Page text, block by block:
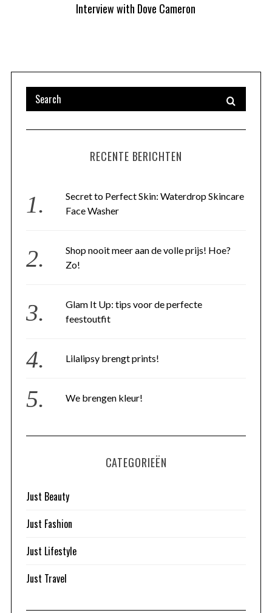
Interview with Dove Cameron
RECENTE BERICHTEN
Secret to Perfect Skin: Waterdrop Skincare
Face Washer
Shop nooit meer aan de volle prijs! Hoe?
Zo!
Glam It Up: tips voor de perfecte
feestoutfit
Lilalipsy brengt prints!
We brengen kleur!
CATEGORIEËN
Just Beauty
Just Fashion
Just Lifestyle
Just Travel